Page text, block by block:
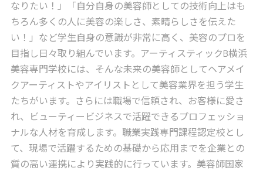
なりたい！」「自分自身の美容師としての技術向上はも
ちろん多くの人に美容の楽しさ、素晴らしさを伝えた
い！」など学生自身の意識が非常に高く、美容のプロを
目指し日々取り組んでいます。アーティスティックB横浜
美容専門学校には、そんな未来の美容師としてヘアメイ
クアーティストやアイリストとして美容業界を担う学生
たちがいます。さらには職場で信頼され、お客様に愛さ
れ、ビューティービジネスで活躍できるプロフェッショ
ナルな人材を育成します。職業実践専門課程認定校とし
て、現場で活躍するための基礎から応用までを企業との
質の高い連携により実践的に行っています。美容師国家